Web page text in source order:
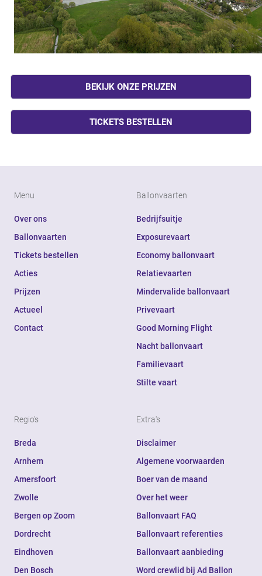
BEKIJK ONZE PRIJZEN
TICKETS BESTELLEN
Menu
Over ons
Ballonvaarten
Tickets bestellen
Acties
Prijzen
Actueel
Contact
Ballonvaarten
Bedrijfsuitje
Exposurevaart
Economy ballonvaart
Relatievaarten
Mindervalide ballonvaart
Privevaart
Good Morning Flight
Nacht ballonvaart
Familievaart
Stilte vaart
Regio's
Breda
Arnhem
Amersfoort
Zwolle
Bergen op Zoom
Dordrecht
Eindhoven
Den Bosch
Extra's
Disclaimer
Algemene voorwaarden
Boer van de maand
Over het weer
Ballonvaart FAQ
Ballonvaart referenties
Ballonvaart aanbieding
Word crewlid bij Ad Ballon